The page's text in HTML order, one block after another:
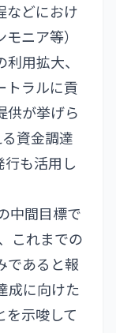
などにおけ
ニア等）
用拡大、
トラルに貢
供が挙げら
資金調達
行も活用し
中間目標で
これまでの
であると報
成に向けた
を示唆して